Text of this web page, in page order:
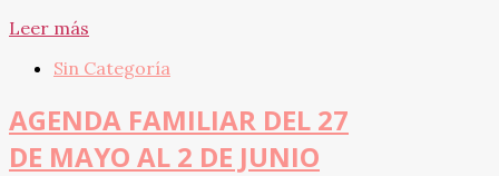
Leer más
Sin Categoría
AGENDA FAMILIAR DEL 27
DE MAYO AL 2 DE JUNIO